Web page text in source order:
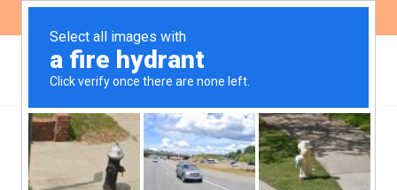
Diversos sectores de